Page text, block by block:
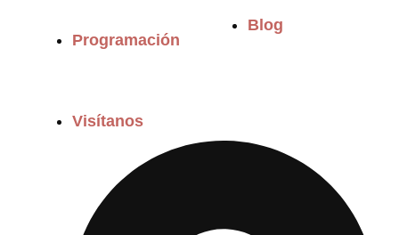
Visítanos
Programación
Blog